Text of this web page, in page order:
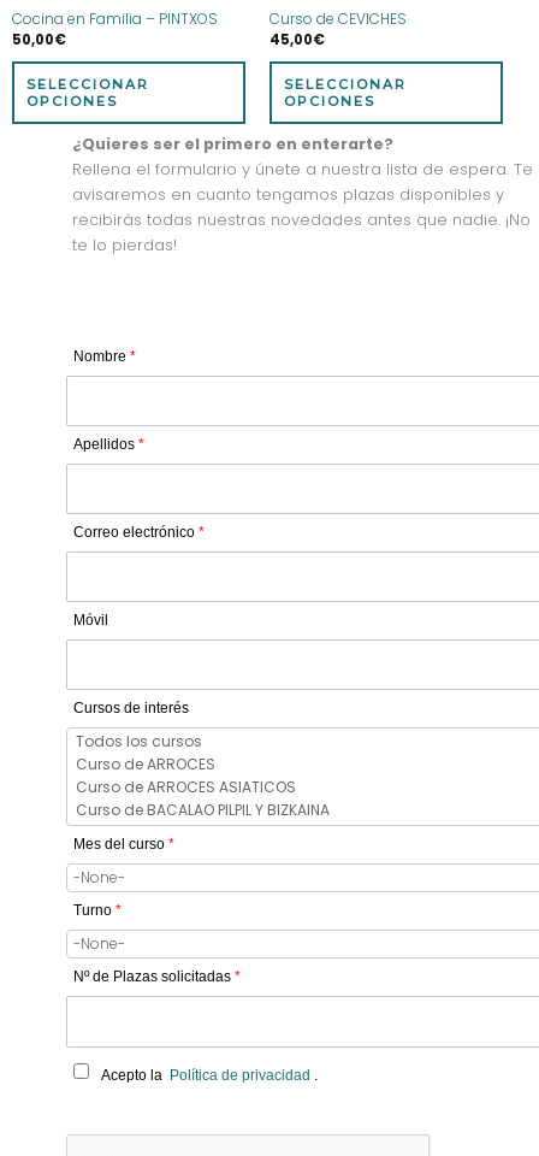
Cocina en Familia – PINTXOS
50,00€
SELECCIONAR
OPCIONES
página
producto
Curso de CEVICHES
45,00€
SELECCIONAR
OPCIONES
¿Quieres ser el primero en enterarte?
Rellena el formulario y únete a nuestra lista de espera. Te
avisaremos en cuanto tengamos plazas disponibles y
recibirás todas nuestras novedades antes que nadie. ¡No
te lo pierdas!
Nombre *
Apellidos *
Correo electrónico *
Móvil
Cursos de interés
Mes del curso *
Turno *
Nº de Plazas solicitadas *
Acepto la Política de privacidad